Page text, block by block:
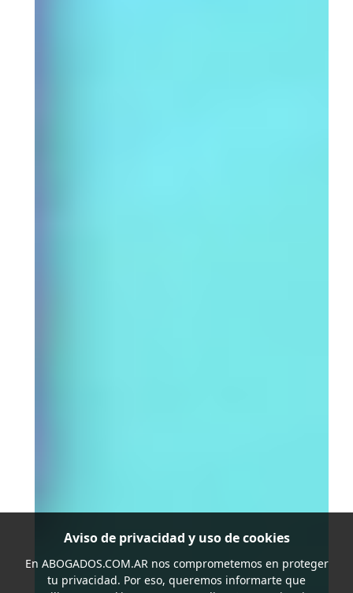
Aviso de privacidad y uso de cookies
En ABOGADOS.COM.ARnos comprometemos en proteger
tu privacidad. Por eso, queremos informarte que